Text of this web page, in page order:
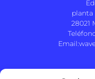
planta
28021
Email: